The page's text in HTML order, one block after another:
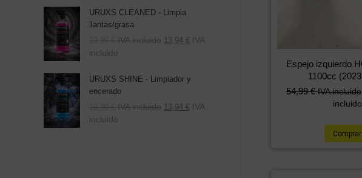
Espejo izquierdo
1100cc
54,99€ IVA incluido
incluido
Comprar
era:
39,80 €.
es:
24,90 €.
URUXS CLEANED - Limpia
llantas/grasa
19,90 € IVA incluido 13,94 € IVA
incluido
URUXS SHINE - Limpiador y
encerado
19,90 € IVA incluido 13,94 € IVA
incluido